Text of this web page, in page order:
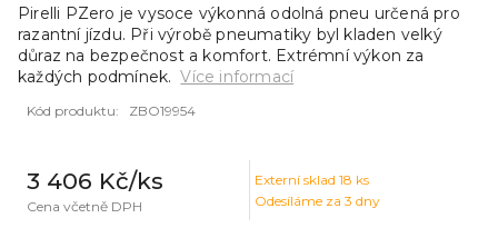
Kód produktu: ZBO19954
3 406 Kč/ks
Cena včetně DPH
Externí sklad 18 ks
Odesíláme za 3 dny
Pirelli PZero je vysoce výkonná odolná pneu určená pro
razantní jízdu. Při výrobě pneumatiky byl kladen velký
důraz na bezpečnost a komfort. Extrémní výkon za
každých podmínek. Více informací